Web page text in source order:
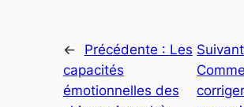
← Précédente : Les
capacités
émotionnelles des